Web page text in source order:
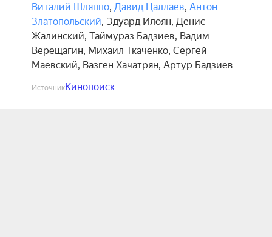
Виталий Шляппо, Давид Цаллаев, Антон
Златопольский, Эдуард Илоян, Денис
Жалинский, Таймураз Бадзиев, Вадим
Верещагин, Михаил Ткаченко, Сергей
Маевский, Вазген Хачатрян, Артур Бадзиев
ИсточникКинопоиск